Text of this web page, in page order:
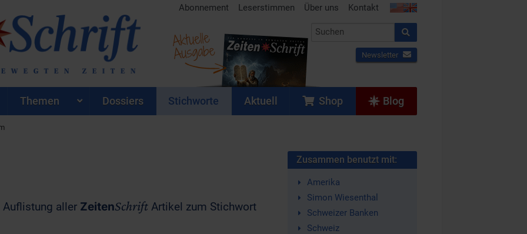
Abonnement Leserstimmen Über uns Kontakt
Newsletter
Aktuelle
Ausgabe
Themen Dossiers Stichworte Aktuell Shop Blog
Auflistung aller ZeitenSchrift Artikel zum Stichwort
Zusammen benutzt mit:
Amerika
Simon Wiesenthal
Schweizer Banken
Schweiz